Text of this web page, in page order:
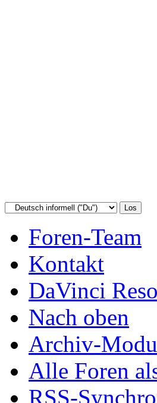
Foren-Team
Kontakt
DaVinci
Nach oben
Archiv-
Alle Foren
RSS-